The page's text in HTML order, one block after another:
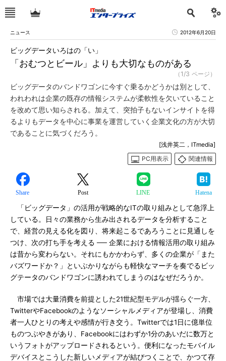
ニュース 2012年6月20日
「おむつとビール」よりも大切なものがある
ビッグデータいろはの「い」
（1/3 ページ）
ビッグデータのバンドワゴンに今すぐ乗るかどうかは別として、
われわれは企業の既存の情報システムが柔軟性を欠いていること
を改めて思い知らされる。加えて、突拍子もないインサイトを得
るよりもデータを中心に事業を運営していく企業文化の方が大切
であることに気づくだろう。
[浅井英二，ITmedia]
PC用表示
関連情報
Share Post LINE Hatena
「ビッグデータ」の活用が戦略的なITの取り組みとして急浮上
している。日々の業務から生み出されるデータを分析すること
で、経営の見える化を図り、将来起こるであろうことに見通しを
つけ、次の打ち手を考える ── 企業における情報活用の取り組み
は昔から変わらない。それにもかかわらず、多くの企業が「また
バズワードか？」といぶかりながらも軽快なマーチを奏でるビッ
グテータのバンドワゴンに誘われてしまうのはなぜだろうか。
市場では大量消費を前提とした21世紀型モデルが揺らぐ一方、
TwitterやFacebookのようなソーシャルメディアが登場し、消費
者一人ひとりの考えや感情が行き交う。Twitterでは1日に億単位
ものつぶやきがあり、Facebookにはわずか1分のあいだに数万と
いうフォトがアップロードされるという。便利になったモバイル
デバイスとこうした新しいメディアが結びつくことで、かつて存